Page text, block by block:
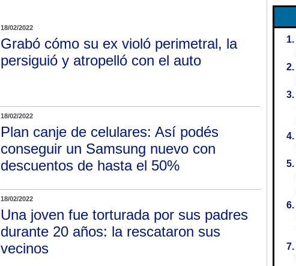
18/02/2022
Grabó cómo su ex violó perimetral, la
persiguió y atropelló con el auto
18/02/2022
Plan canje de celulares: Así podés
conseguir un Samsung nuevo con
descuentos de hasta el 50%
18/02/2022
Una joven fue torturada por sus padres
durante 20 años: la rescataron sus
vecinos